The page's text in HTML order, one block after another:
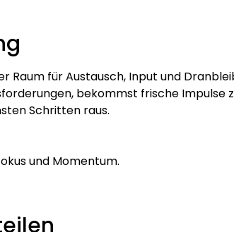
Raum für Austausch, Input und
bekommst frische Impulse
Schritten raus.
und Momentum.